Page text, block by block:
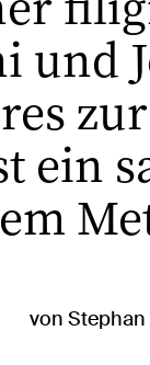
und
ein
von